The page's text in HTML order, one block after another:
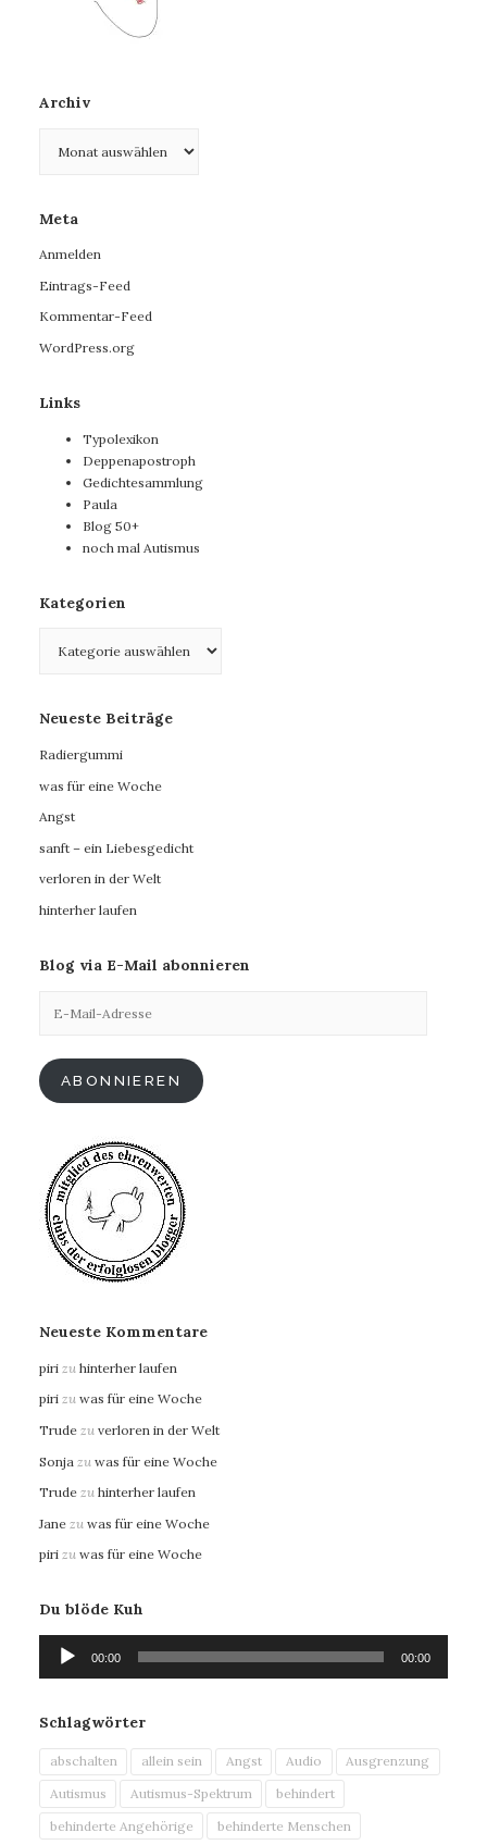
Archiv
Meta
Anmelden
Eintrags-Feed
Kommentar-Feed
WordPress.org
Links
Typolexikon
Deppenapostroph
Gedichtesammlung
Paula
Blog 50+
noch mal Autismus
Kategorien
Neueste Beiträge
Radiergummi
was für eine Woche
Angst
sanft – ein Liebesgedicht
verloren in der Welt
hinterher laufen
Blog via E-Mail abonnieren
Mail-
ABONNIEREN
Neueste Kommentare
piri zu hinterher laufen
piri zu was für eine Woche
Trude zu verloren in der Welt
Sonja zu was für eine Woche
Trude zu hinterher laufen
Jane zu was für eine Woche
piri zu was für eine Woche
Du blöde Kuh
Audio-
Player
00:00 00:00
Schlagwörter
abschalten allein sein Angst Audio
Ausgrenzung
Autismus
Autismus-Spektrum
behindert
behinderte Angehörige
behinderte Menschen